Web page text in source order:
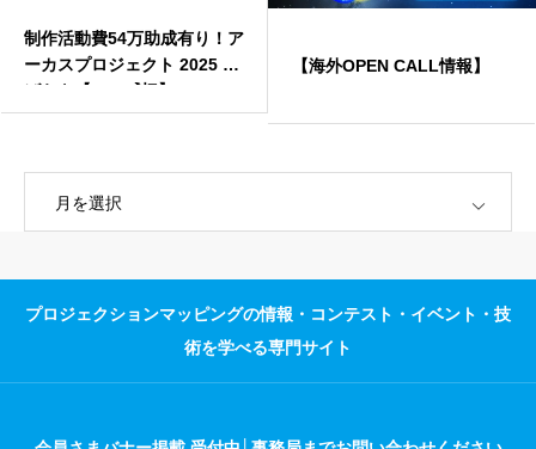
制作活動費54万助成有り！ア
ーカスプロジェクト 2025 い
ばらき【3/25〆切】
【海外OPEN CALL情報】
プロジェクションマッピングの情報・コンテスト・イベント・技
術を学べる専門サイト